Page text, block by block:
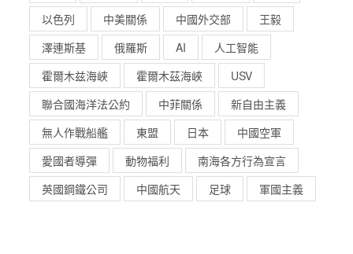
以色列
中美關係 中國外交部
王毅
澤連斯基
俄羅斯 AI
人工智能
霍爾木兹海峽
霍爾木茲海峽
USV
聯合國海洋法公約
中菲關係
新自由主義
無人作戰船艦
東盟 日本
中國空軍
愛國者導彈
動物福利
南海各方行為宣言
英國鋼鐵公司
中國航天 足球 軍國主義